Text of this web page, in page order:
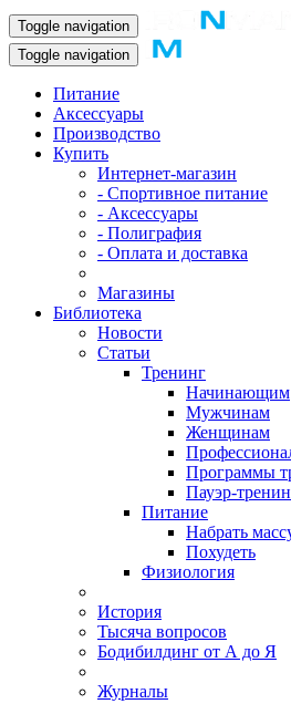
Toggle navigation
Toggle navigation
Питание
Аксессуары
Производство
Купить
Интернет-магазин
- Спортивное питание
- Аксессуары
- Полиграфия
- Оплата и доставка
Магазины
Библиотека
Новости
Статьи
Тренинг
Начинающим
Мужчинам
Женщинам
Программы
Пауэр-
Питание
Набрать
Похудеть
Физиология
История
Тысяча вопросов
Бодибилдинг от А до Я
Журналы